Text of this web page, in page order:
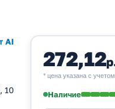
AI
10
272,12
* цена указана с
Наличие